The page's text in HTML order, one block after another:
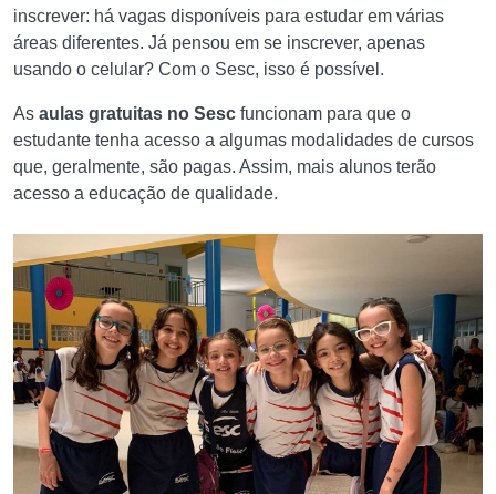
inscrever: há vagas disponíveis para estudar em várias
áreas diferentes. Já pensou em se inscrever, apenas
usando o celular? Com o Sesc, isso é possível.
As aulas gratuitas no Sesc funcionam para que o
estudante tenha acesso a algumas modalidades de cursos
que, geralmente, são pagas. Assim, mais alunos terão
acesso a educação de qualidade.